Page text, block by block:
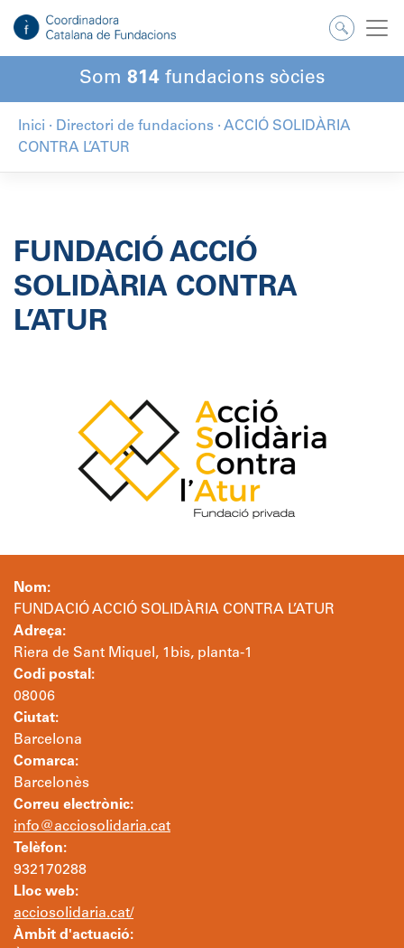
contingut
Som 814 fundacions sòcies
Inici · Directori de fundacions · ACCIÓ SOLIDÀRIA
CONTRA L’ATUR
FUNDACIÓ ACCIÓ
SOLIDÀRIA CONTRA
L’ATUR
Nom:
FUNDACIÓ ACCIÓ SOLIDÀRIA CONTRA L’ATUR
Adreça:
Riera de Sant Miquel, 1bis, planta-1
Codi postal:
08006
Ciutat:
Barcelona
Comarca:
Barcelonès
Correu electrònic:
info@acciosolidaria.cat
Telèfon:
932170288
Lloc web:
acciosolidaria.cat/
Àmbit d'actuació: